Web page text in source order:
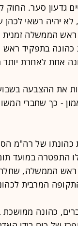
סער. החוק
יהיה רשאי לכהן
הממשלה
כהונה בתפקיד
אחת לאחרת
את ההצבעה
- כך שחברי
של רה"מ
התפטרה במועד
הממשלה, שחלה
המרבית
כהונה ממושכת